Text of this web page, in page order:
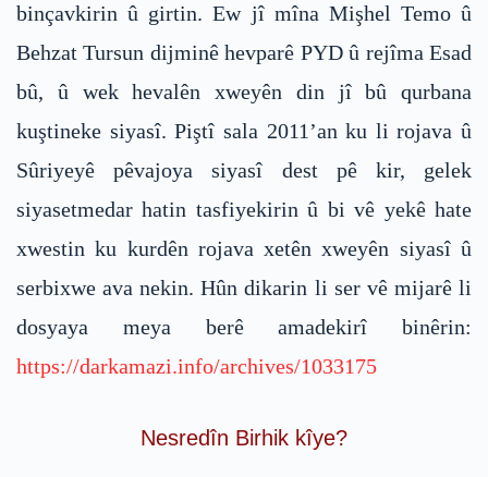
binçavkirin û girtin. Ew jî mîna Mişhel Temo û
Behzat Tursun dijminê hevparê PYD û rejîma Esad
bû, û wek hevalên xweyên din jî bû qurbana
kuştineke siyasî. Piştî sala 2011’an ku li rojava û
Sûriyeyê pêvajoya siyasî dest pê kir, gelek
siyasetmedar hatin tasfiyekirin û bi vê yekê hate
xwestin ku kurdên rojava xetên xweyên siyasî û
serbixwe ava nekin. Hûn dikarin li ser vê mijarê li
dosyaya meya berê amadekirî binêrin:
https://darkamazi.info/archives/1033175
Nesredîn Birhik kîye?